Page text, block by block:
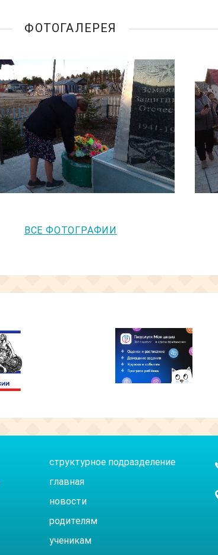
ФОТОГАЛЕРЕЯ
ВСЕ ФОТОГРАФИИ
структурное подразделение
главная
новости
родителям
ученикам